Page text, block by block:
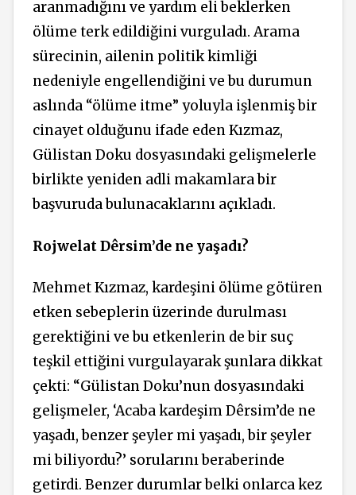
aranmadığını ve yardım eli beklerken
ölüme terk edildiğini vurguladı. Arama
sürecinin, ailenin politik kimliği
nedeniyle engellendiğini ve bu durumun
aslında “ölüme itme” yoluyla işlenmiş bir
cinayet olduğunu ifade eden Kızmaz,
Gülistan Doku dosyasındaki gelişmelerle
birlikte yeniden adli makamlara bir
başvuruda bulunacaklarını açıkladı.
Rojwelat Dêrsim’de ne yaşadı?
Mehmet Kızmaz, kardeşini ölüme götüren
etken sebeplerin üzerinde durulması
gerektiğini ve bu etkenlerin de bir suç
teşkil ettiğini vurgulayarak şunlara dikkat
çekti: “Gülistan Doku’nun dosyasındaki
gelişmeler, ‘Acaba kardeşim Dêrsim’de ne
yaşadı, benzer şeyler mi yaşadı, bir şeyler
mi biliyordu?’ sorularını beraberinde
getirdi. Benzer durumlar belki onlarca kez